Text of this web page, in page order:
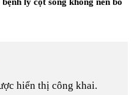
hiển thị công khai.